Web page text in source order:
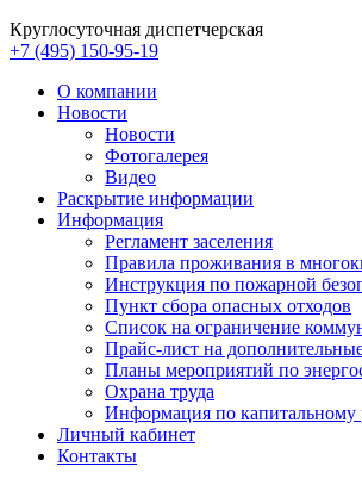
Круглосуточная диспетчерская
+7 (495) 150-95-19
О компании
Новости
Новости
Фотогалерея
Видео
Раскрытие информации
Информация
Регламент заселения
Правила проживания в
Инструкция по пожарной
Пункт сбора опасных отходов
Список на ограничение
Прайс-лист на
Планы мероприятий по
Охрана труда
Информация по капитальному
Личный кабинет
Контакты